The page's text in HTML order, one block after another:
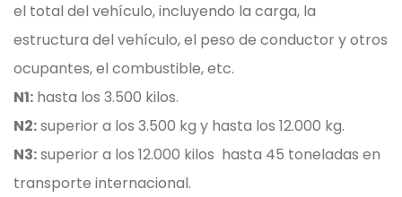
el total del vehículo, incluyendo la carga, la
estructura del vehículo, el peso de conductor y otros
ocupantes, el combustible, etc.
N1: hasta los 3.500 kilos.
N2:superior a los 3.500 kg y hasta los 12.000 kg.
N3:superior a los 12.000 kilos hasta 45 toneladas en
transporte internacional.